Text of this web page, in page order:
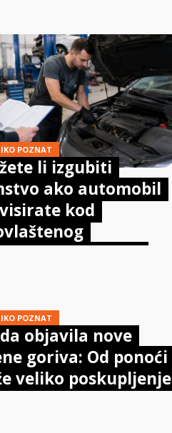
POZNAT
li izgubiti
ako automobil
kod
POZNAT
objavila nove
goriva: Od ponoći
veliko poskupljenje